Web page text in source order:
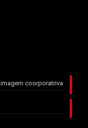
coorporatriva